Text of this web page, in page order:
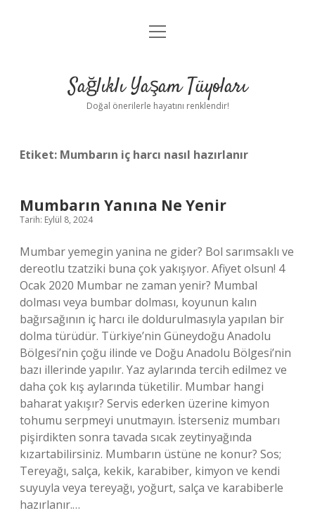
Anasayfa
Yasal Uyarı
menüyü
Sağlıklı Yaşam Tüyoları
Doğal önerilerle hayatını renklendir!
Etiket: Mumbarın iç harcı nasıl hazırlanır
Mumbarın Yanına Ne Yenir
Tarih: Eylül 8, 2024
Mumbar yemegin yanina ne gider? Bol sarımsaklı ve
dereotlu tzatziki buna çok yakışıyor. Afiyet olsun! 4
Ocak 2020 Mumbar ne zaman yenir? Mumbal
dolması veya bumbar dolması, koyunun kalın
bağırsağının iç harcı ile doldurulmasıyla yapılan bir
dolma türüdür. Türkiye’nin Güneydoğu Anadolu
Bölgesi’nin çoğu ilinde ve Doğu Anadolu Bölgesi’nin
bazı illerinde yapılır. Yaz aylarında tercih edilmez ve
daha çok kış aylarında tüketilir. Mumbar hangi
baharat yakışır? Servis ederken üzerine kimyon
tohumu serpmeyi unutmayın. İsterseniz mumbarı
pişirdikten sonra tavada sıcak zeytinyağında
kızartabilirsiniz. Mumbarın üstüne ne konur? Sos;
Tereyağı, salça, kekik, karabiber, kimyon ve kendi
suyuyla veya tereyağı, yoğurt, salça ve karabiberle
hazırlanır.…